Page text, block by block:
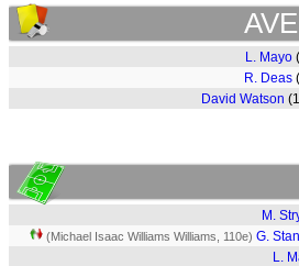
L. Mayo
R. Deas
David Watson
M.
(Michael Isaac Williams Williams, 110e) G.
L.